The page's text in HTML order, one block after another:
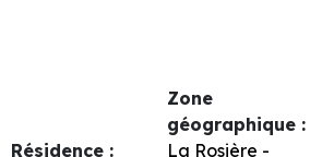
Résidence :
Zone
géographique :
La Rosière -